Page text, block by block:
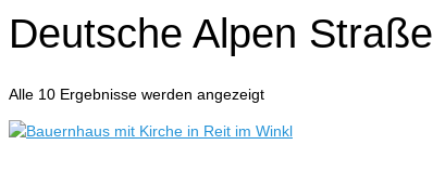
Deutsche Alpen Straße
Alle 10 Ergebnisse werden angezeigt